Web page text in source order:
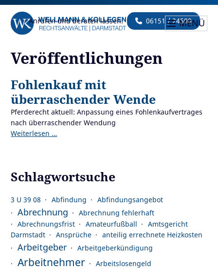
Anrufen und beraten lassen: 06151 / 24500MENÜ
Veröffentlichungen
Fohlenkauf mit
überraschender Wende
Pferderecht aktuell: Anpassung eines Fohlenkaufvertrages
nach überraschender Wendung
Weiterlesen …
Schlagwortsuche
3 U 39 08 Abfindung Abfindungsangebot
Abrechnung
Abrechnung fehlerhaft
Abrechnungsfrist
Amateurfußball
Amtsgericht
Darmstadt
Ansprüche anteilig errechnete Heizkosten
Arbeitgeber Arbeitgeberkündigung
Arbeitnehmer Arbeitslosengeld